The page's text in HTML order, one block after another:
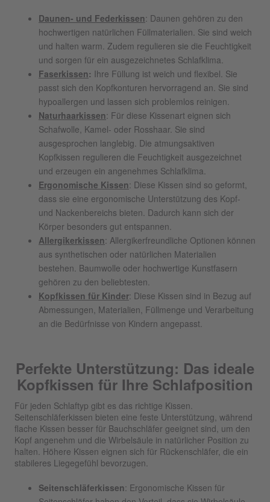
Daunen- und Federkissen: Daunen gehören zu den
hochwertigen natürlichen Füllmaterialien. Sie sind weich
und halten warm. Zudem regulieren sie die Feuchtigkeit
und sorgen für ein ausgezeichnetes Schlafklima.
Faserkissen: Ihre Füllung ist weich und flexibel. Sie
passt sich den Kopfkonturen hervorragend an. Sie sind
hypoallergen und lassen sich problemlos reinigen.
Naturhaarkissen: Für diese Kissenart eignen sich
Schafwolle, Kamel- oder Rosshaar. Sie sind
ausgesprochen langlebig. Die atmungsaktiven
Kopfkissen regulieren die Feuchtigkeit ausgezeichnet
und erzeugen ein angenehmes Schlafklima.
Ergonomische Kissen: Diese Kissen sind so geformt,
dass sie eine ergonomische Unterstützung des Kopf-
und Nackenbereichs bieten. Dadurch kann sich der
Körper besonders gut entspannen.
Allergikerkissen: Allergikerfreundliche Optionen können
aus synthetischen oder natürlichen Materialien
bestehen. Baumwolle oder hochwertige Kunstfasern
gehören zu den beliebtesten.
Kopfkissen für Kinder: Diese Kissen sind in Bezug auf
Abmessungen, Materialien, Füllmenge und Verarbeitung
an die Bedürfnisse von Kindern angepasst.
Perfekte Unterstützung: Das ideale
Kopfkissen für Ihre Schlafposition
Für jeden Schlaftyp gibt es das richtige Kissen.
Seitenschläferkissen bieten eine feste Unterstützung, während
flache Kissen besser für Bauchschläfer geeignet sind, um den
Kopf angenehm und die Wirbelsäule in natürlicher Position zu
halten. Höhere Kissen eignen sich für Rückenschläfer, die ein
stabileres Liegegefühl bevorzugen.
Seitenschläferkissen: Ergonomische Kissen für